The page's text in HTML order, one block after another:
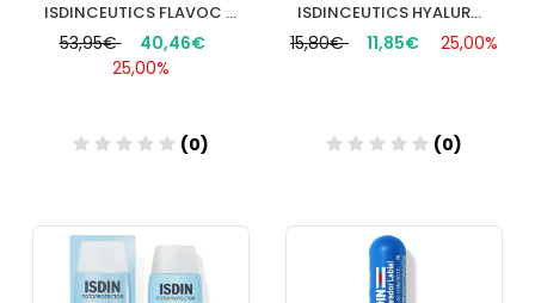
ISDINCEUTICS FLAVOC MELATONIN 30 UNIDADES 2 ML
53,95€
40,46€
25,00%
(0)
Añadir
ISDINCEUTICS HYALURONIC 10 AMP
15,80€ 11,85€ 25,00%
(0)
Añadir